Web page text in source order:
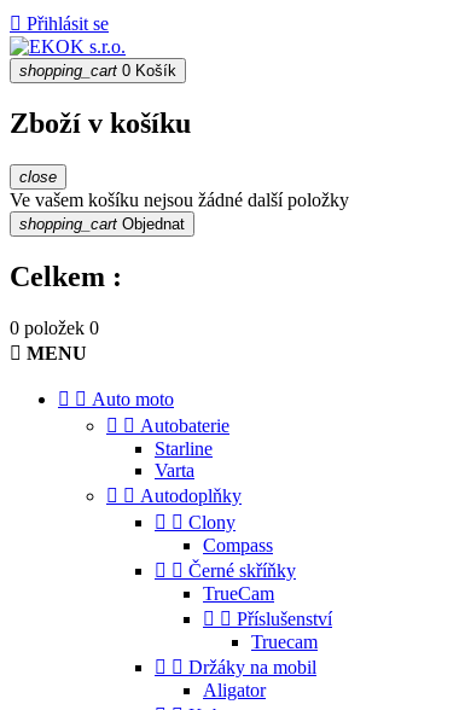
 Přihlásit se
shopping_cart 0 Košík
Zboží v košíku
close
Ve vašem košíku nejsou žádné další položky
shopping_cart Objednat
Celkem :
0 položek 0
 MENU
  Auto moto
  Autobaterie
Starline
Varta
  Autodoplňky
  Clony
Compass
  Černé skříňky
TrueCam
  Příslušenství
Truecam
  Držáky na mobil
Aligator